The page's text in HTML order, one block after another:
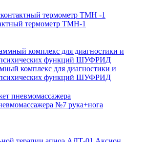
термометр ТМН-1
комплекс для диагностики и
функций ШУФРИД
№7 рука+нога